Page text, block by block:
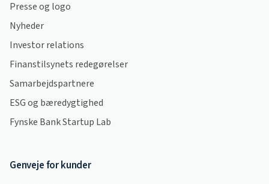
Presse og logo
Nyheder
Investor relations
Finanstilsynets redegørelser
Samarbejdspartnere
ESG og bæredygtighed
Fynske Bank Startup Lab
Genveje for kunder